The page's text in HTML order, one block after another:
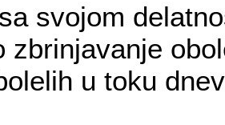
svojom
zbrinjavanje
u toku